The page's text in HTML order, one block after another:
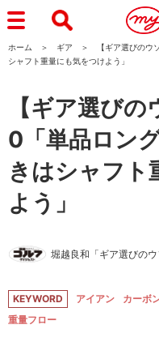
ホーム ギア
【ギア選びの
シャフト重量にも気をつけよう」
【ギア選び
0「単品ロン
きはシャフト
よう」
堀越良和「ギア選びのウ
KEYWORD アイアン カーボ
重量フロー